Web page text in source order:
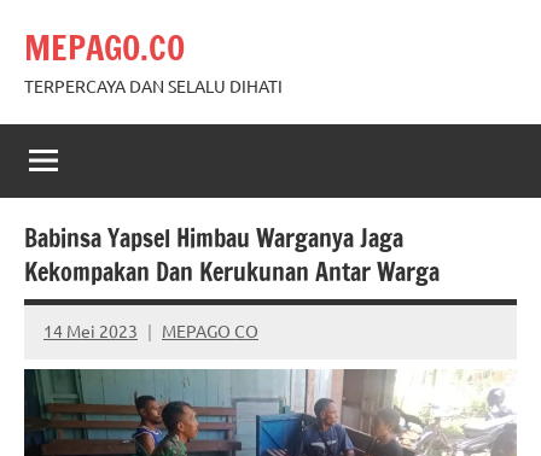
content
MEPAGO.CO
TERPERCAYA DAN SELALU DIHATI
Babinsa Yapsel Himbau Warganya Jaga
Kekompakan Dan Kerukunan Antar Warga
14 Mei 2023 MEPAGO CO
No
comments